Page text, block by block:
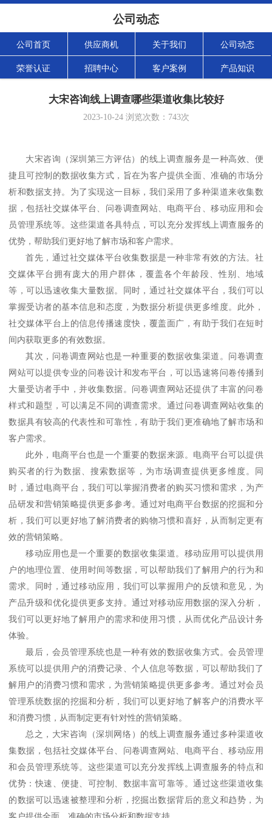
公司动态
公司首页 供应商机 关于我们 公司动态
荣誉认证 招聘中心 客户案例 产品知识
大宋咨询线上调查哪些渠道收集比较好
2023-10-24浏览次数： 743次
大宋咨询 （深圳第三方评估） 的线上调查服务是一种高效、便
捷且可控制的数据收集方式，旨在为客户提供全面、准确的市场分
析和数据支持。为了实现这一目标，我们采用了多种渠道来收集数
据，包括社交媒体平台、问卷调查网站、电商平台、移动应用和会
员管理系统等。这些渠道各具特点，可以充分发挥线上调查服务的
优势，帮助我们更好地了解市场和客户需求。
首先，通过社交媒体平台收集数据是一种非常有效的方法。社
交媒体平台拥有庞大的用户群体，覆盖各个年龄段、性别、地域
等，可以迅速收集大量数据。同时，通过社交媒体平台，我们可以
掌握受访者的基本信息和态度，为数据分析提供更多维度。此外，
社交媒体平台上的信息传播速度快，覆盖面广，有助于我们在短时
间内获取更多的有效数据。
其次，问卷调查网站也是一种重要的数据收集渠道。问卷调查
网站可以提供专业的问卷设计和发布平台，可以迅速将问卷传播到
大量受访者手中，并收集数据。问卷调查网站还提供了丰富的问卷
样式和题型，可以满足不同的调查需求。通过问卷调查网站收集的
数据具有较高的代表性和可靠性，有助于我们更准确地了解市场和
客户需求。
此外，电商平台也是一个重要的数据来源。电商平台可以提供
购买者的行为数据、搜索数据等，为市场调查提供更多维度。同
时，通过电商平台，我们可以掌握消费者的购买习惯和需求，为产
品研发和营销策略提供更多参考。通过对电商平台数据的挖掘和分
析，我们可以更好地了解消费者的购物习惯和喜好，从而制定更有
效的营销策略。
移动应用也是一个重要的数据收集渠道。移动应用可以提供用
户的地理位置、使用时间等数据，可以帮助我们了解用户的行为和
需求。同时，通过移动应用，我们可以掌握用户的反馈和意见，为
产品升级和优化提供更多支持。通过对移动应用数据的深入分析，
我们可以更好地了解用户的需求和使用习惯，从而优化产品设计务
体验。
最后，会员管理系统也是一种有效的数据收集方式。会员管理
系统可以提供用户的消费记录、个人信息等数据，可以帮助我们了
解用户的消费习惯和需求，为营销策略提供更多参考。通过对会员
管理系统数据的挖掘和分析，我们可以更好地了解客户的消费水平
和消费习惯，从而制定更有针对性的营销策略。
总之，大宋咨询
（深圳网络 ） 的线上调查服务通过多种渠道收
集数据，包括社交媒体平台、问卷调查网站、电商平台、移动应用
和会员管理系统等。这些渠道可以充分发挥线上调查服务的特点和
优势：快速、便捷、可控制、数据丰富可靠等。通过这些渠道收集
的数据可以迅速被整理和分析，挖掘出数据背后的意义和趋势，为